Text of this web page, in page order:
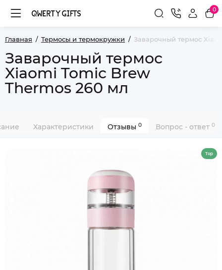
0
Главная Термосы и термокружки Заварочный термос
Заварочный термос
Xiaomi Tomic Brew
Thermos 260 мл
Характеристики Отзывы 0 Вопрос - ответ 0
Top